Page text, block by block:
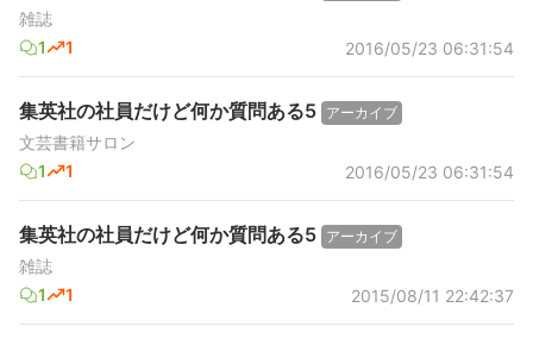
雑誌
1
1 2016/05/23 06:31:54
集英社の社員だけど何か質問ある5 アーカイブ
文芸書籍サロン
1
1 2016/05/23 06:31:54
集英社の社員だけど何か質問ある5 アーカイブ
雑誌
1
1 2015/08/11 22:42:37